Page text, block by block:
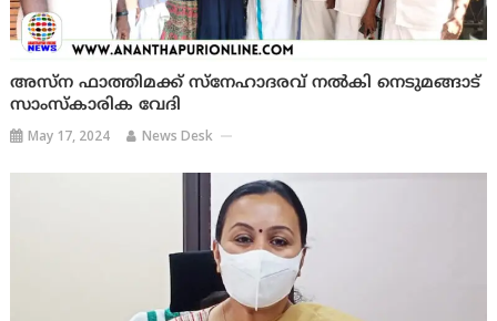
അസ്‌ന ഫാത്തിമക്ക് സ്നേഹാദരവ് നല്‍കി നെടുമങ്ങാട്
സാംസ്കാരിക വേദി
May 17, 2024 News Desk